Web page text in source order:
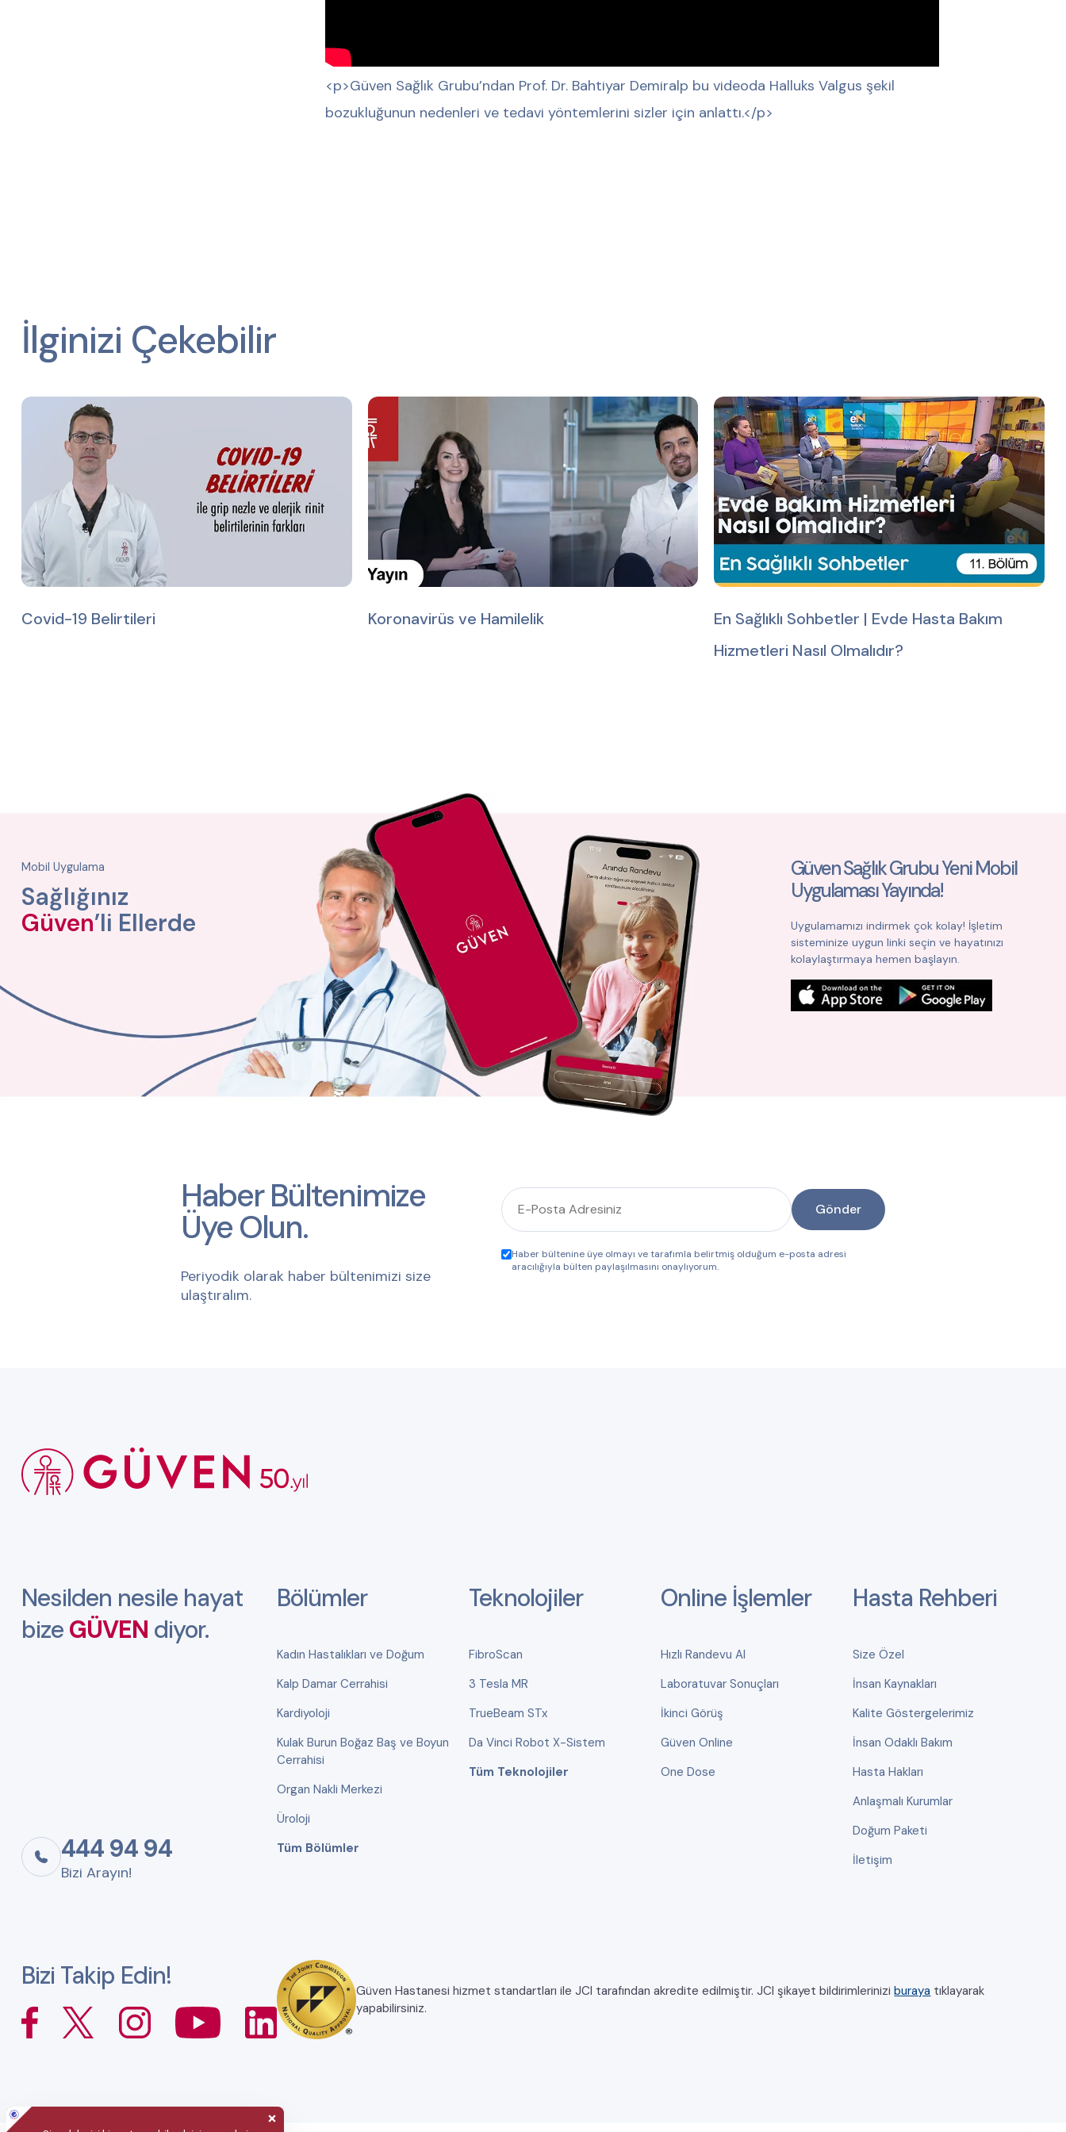
<p>Güven Sağlık Grubu’ndan Prof. Dr. Bahtiyar Demiralp bu videoda Halluks Valgus şekil
bozukluğunun nedenleri ve tedavi yöntemlerini sizler için anlattı.</p>
İlginizi Çekebilir
Covid-19 Belirtileri Koronavirüs ve Hamilelik
En Sağlıklı Sohbetler | Evde Hasta Bakım
Hizmetleri Nasıl Olmalıdır?
Mobil Uygulama
Sağlığınız
Güven’li Ellerde
Güven Sağlık Grubu Yeni Mobil
Uygulaması Yayında!
Uygulamamızı indirmek çok kolay! İşletim
sisteminize uygun linki seçin ve hayatınızı
kolaylaştırmaya hemen başlayın.
Haber Bültenimize
Üye Olun.
Periyodik olarak haber bültenimizi size
ulaştıralım.
Gönder
Haber bültenine üye olmayı ve tarafımla belirtmiş olduğum e-posta adresi
aracılığıyla bülten paylaşılmasını onaylıyorum.
Nesilden nesile hayat
bize GÜVEN diyor.
444 94 94
Bizi Arayın!
Bölümler
Kadın Hastalıkları ve Doğum
Kalp Damar Cerrahisi
Kardiyoloji
Kulak Burun Boğaz Baş ve Boyun
Cerrahisi
Organ Nakli Merkezi
Üroloji
Tüm Bölümler
Teknolojiler
FibroScan
3 Tesla MR
TrueBeam STx
Da Vinci Robot X-Sistem
Tüm Teknolojiler
Online İşlemler
Hızlı Randevu Al
Laboratuvar Sonuçları
İkinci Görüş
Güven Online
One Dose
Hasta Rehberi
Size Özel
İnsan Kaynakları
Kalite Göstergelerimiz
İnsan Odaklı Bakım
Hasta Hakları
Anlaşmalı Kurumlar
Doğum Paketi
İletişim
Bizi Takip Edin! Güven Hastanesi hizmet standartları ile JCI tarafından akredite edilmiştir. JCI şikayet bildirimleriniziburaya tıklayarak
yapabilirsiniz.